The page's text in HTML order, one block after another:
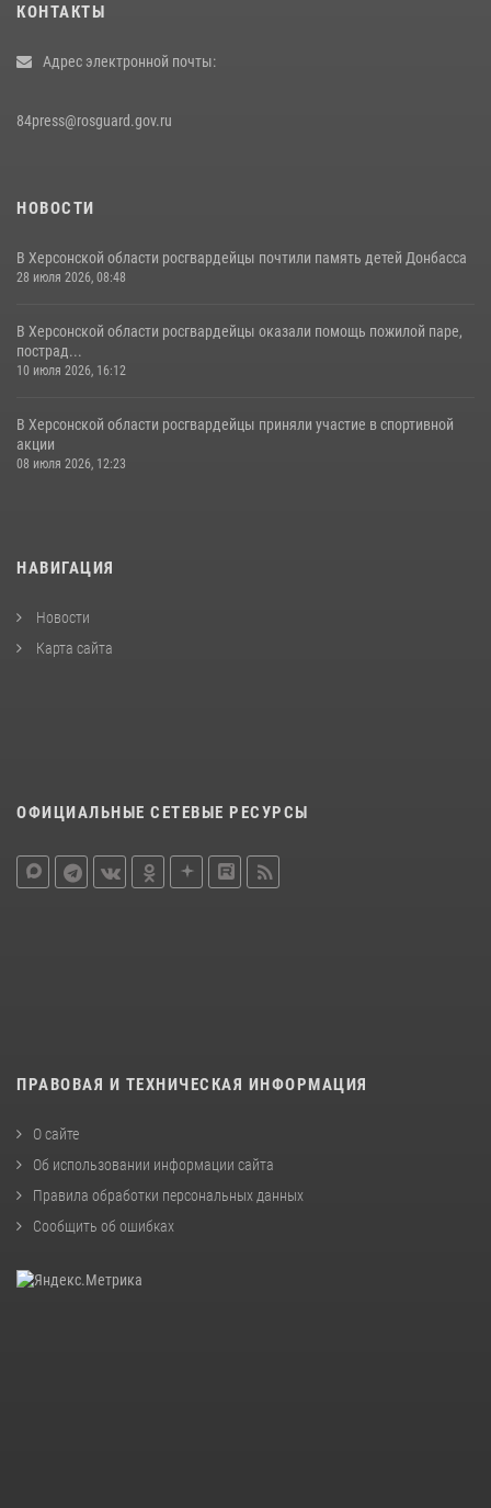
КОНТАКТЫ
Адрес электронной почты:
84press@rosguard.gov.ru
НОВОСТИ
В Херсонской области росгвардейцы почтили память детей Донбасса
28 июля 2026, 08:48
В Херсонской области росгвардейцы оказали помощь пожилой паре,
пострад...
10 июля 2026, 16:12
В Херсонской области росгвардейцы приняли участие в спортивной
акции
08 июля 2026, 12:23
НАВИГАЦИЯ
Новости
Карта сайта
ОФИЦИАЛЬНЫЕ СЕТЕВЫЕ РЕСУРСЫ
ПРАВОВАЯ И ТЕХНИЧЕСКАЯ ИНФОРМАЦИЯ
О сайте
Об использовании информации сайта
Правила обработки персональных данных
Сообщить об ошибках